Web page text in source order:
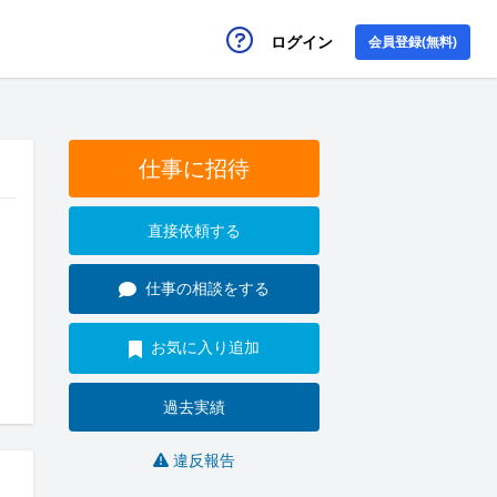
ログイン 会員登録(無料)
仕事に招待
直接依頼する
仕事の相談をする
お気に入り追加
過去実績
違反報告